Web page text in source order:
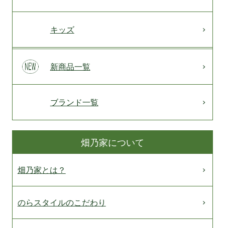
キッズ
新商品一覧
ブランド一覧
畑乃家について
畑乃家とは？
のらスタイルのこだわり